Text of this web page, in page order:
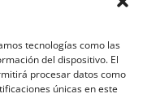
tecnologías como las
del dispositivo. El
procesar datos como
únicas en este
Enviar